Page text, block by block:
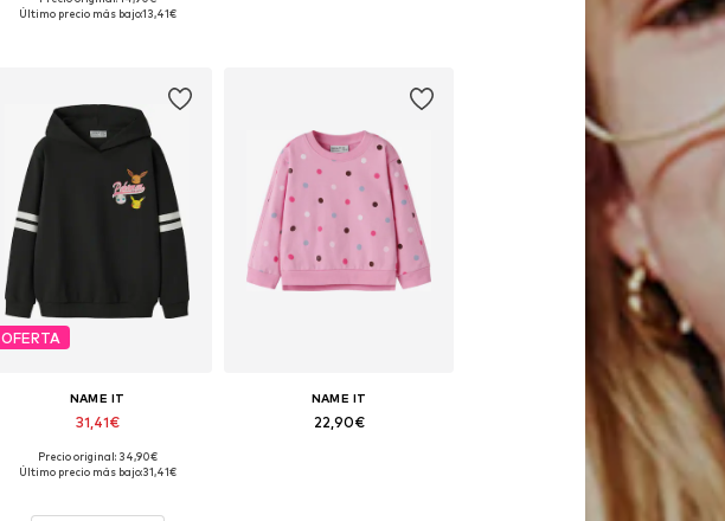
Disponible en muchas tallas
Último precio más bajo:13,41€
OFERTA
NAME IT
31,41€
Precio original: 34,90€
Último precio más bajo:31,41€
NAME IT
22,90€